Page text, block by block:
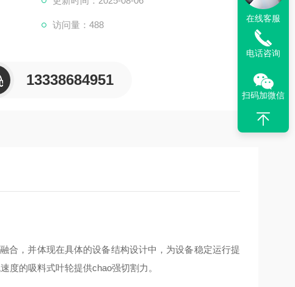
访问量：488
13338684951
合，并体现在具体的设备结构设计中，为设备稳定运行提
度的吸料式叶轮提供chao强切割力。
在线客服
电话咨询
扫码加微信